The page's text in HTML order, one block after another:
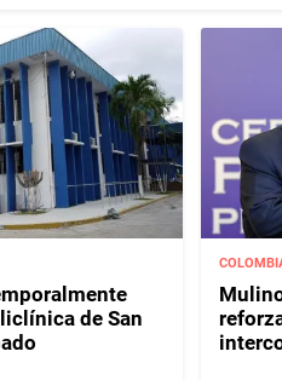
de San